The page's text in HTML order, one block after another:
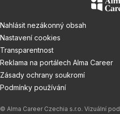
Nahlásit nezákonný obsah
Nastavení cookies
Transparentnost
Reklama na portálech Alma Career
Zásady ochrany soukromí
Podmínky používání
© Alma Career Czechia s.r.o. Vizuální